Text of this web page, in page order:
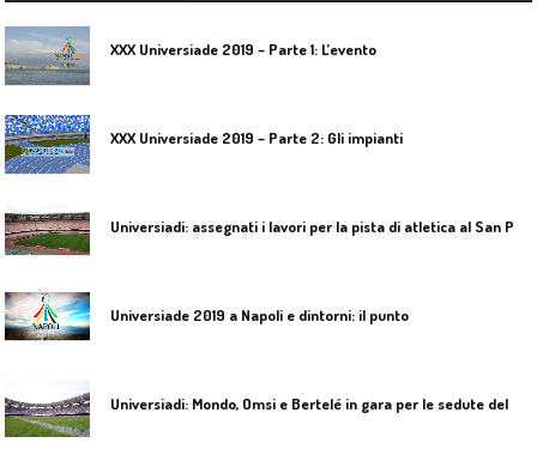
XXX Universiade 2019 – Parte 1: L’evento
XXX Universiade 2019 – Parte 2: Gli impianti
Universiade 2019 a Napoli e dintorni: il punto